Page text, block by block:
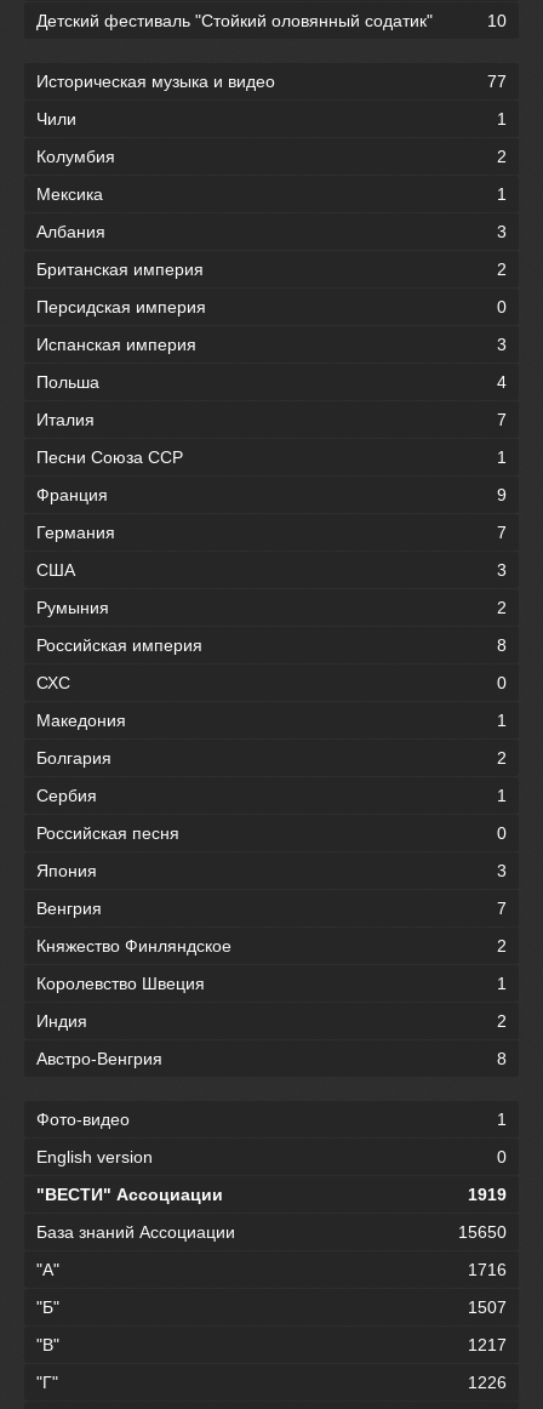
Детский фестиваль "Стойкий оловянный содатик" 10
Историческая музыка и видео
77
Чили
1
Колумбия
2
Мексика
1
Албания
3
Британская империя
2
Персидская империя
0
Испанская империя
3
Польша
4
Италия
7
Песни Союза ССР
1
Франция
9
Германия
7
США
3
Румыния
2
Российская империя
8
СХС
0
Македония
1
Болгария
2
Сербия
1
Российская песня
0
Япония
3
Венгрия
7
Княжество Финляндское
2
Королевство Швеция
1
Индия
2
Австро-Венгрия
8
Фото-видео
1
English version
0
"ВЕСТИ" Ассоциации
1919
База знаний Ассоциации
15650
"А"
1716
"Б"
1507
"В"
1217
"Г"
1226